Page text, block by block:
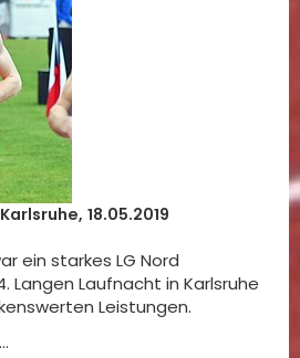
18.05.2019
ein starkes LG Nord
Langen Laufnacht in Karlsruhe
Leistungen.